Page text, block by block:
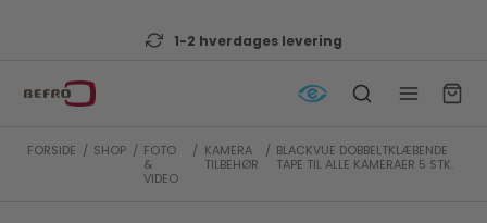
1-2 hverdages levering
FORSIDE / SHOP / FOTO
&
VIDEO
/ KAMERA
TILBEHØR
/ BLACKVUE DOBBELTKLÆBENDE
TAPE TIL ALLE KAMERAER 5 STK.